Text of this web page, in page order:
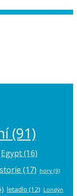
(91)
Egypt(16)
(17) hory (9)
letadlo (12) Londýn